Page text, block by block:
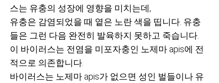
스는 유충의 성장에 영향을 미치는데,
유충은 감염되었을 때 옅은 노란 색을 띱니다 유충
들은 그런 다음 완전히 발육하지 못하고 죽습니다
이 바이러스는 전염을 미포자충인 노제마 apis에 전
적으로 의존합니다
바이러스는 노제마 apis가 없으면 성인 벌들이나 유